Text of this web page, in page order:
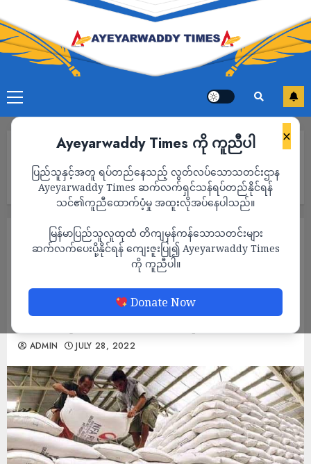
×
Ayeyarwaddy Times ကို ကူညီပါ
ပြည်သူနှင့်အတူ ရပ်တည်နေသည့် လွတ်လပ်သောသတင်းဌာန
Ayeyarwaddy Times ဆက်လက်ရှင်သန်ရပ်တည်နိုင်ရန်
သင်၏ကူညီထောက်ပံ့မှု အထူးလိုအပ်နေပါသည်။
မြန်မာပြည်သူလူထုထံ တိကျမှန်ကန်သောသတင်းများ
ဆက်လက်ပေးပို့နိုင်ရန် ကျေးဇူးပြု၍ Ayeyarwaddy Times
ကို ကူညီပါ။
Donate Now
ဒေါ်လာ ၁ သန်းလျှင် ကျပ်သိန်း ၅ ထောင်ကျော် ဆုံးရှုံးနေပြီး ဆန်တင်ပို့
မှုအချို့ ယာယီရပ်ဆိုင်းထား
စစ်ကောင်စီ၏ ဒေါ်လာသိမ်းပိုက်မှုကြောင့်
ပြည်ပသို့ ဆန်တင်ပို့သူများ ဒေါ်လာ ၁ သန်း
လျှင် ကျပ်သိန်း ၅ ထောင်ကျော် ဆုံးရှုံးနေပြီး
ဆန်တင်ပို့မှုအချို့ ယာယီရပ်ဆိုင်းထား
ADMIN JULY 28, 2022